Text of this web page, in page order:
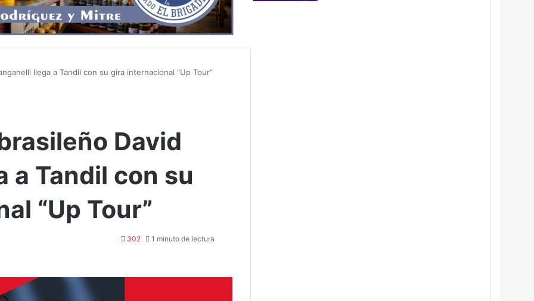
llega a Tandil con su gira internacional “Up Tour”
David
a Tandil con su
“Up Tour”
302 1 minuto de lectura